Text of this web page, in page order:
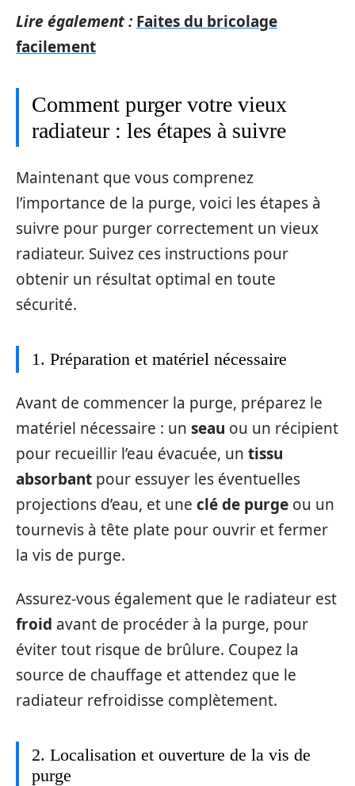
Lire également : Faites du bricolage
facilement
Comment purger votre vieux
radiateur : les étapes à suivre
Maintenant que vous comprenez
l’importance de la purge, voici les étapes à
suivre pour purger correctement un vieux
radiateur. Suivez ces instructions pour
obtenir un résultat optimal en toute
sécurité.
1. Préparation et matériel nécessaire
Avant de commencer la purge, préparez le
matériel nécessaire : un seau ou un récipient
pour recueillir l’eau évacuée, un tissu
absorbant pour essuyer les éventuelles
projections d’eau, et une clé de purge ou un
tournevis à tête plate pour ouvrir et fermer
la vis de purge.
Assurez-vous également que le radiateur est
froid avant de procéder à la purge, pour
éviter tout risque de brûlure. Coupez la
source de chauffage et attendez que le
radiateur refroidisse complètement.
2. Localisation et ouverture de la vis de
purge